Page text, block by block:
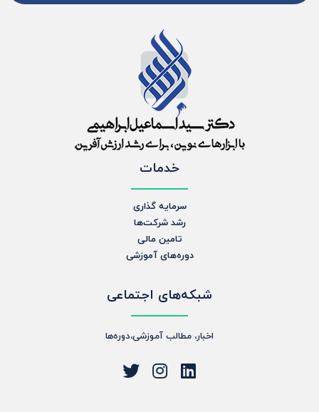
خدمات
سرمایه گذاری
رشد شرکت‌ها
تامین مالی
دوره‌های آموزشی
شبکه‌های اجتماعی
اخبار، مطالب آموزشی،دوره‌ها